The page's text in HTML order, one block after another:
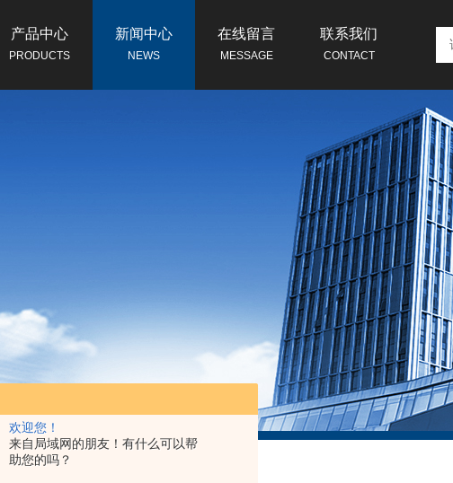
欢迎您！
来自局域网的朋友！有什么可以帮
助您的吗？
产品中心
PRODUCTS
新闻中心
NEWS
在线留言
MESSAGE
联系我们
CONTACT